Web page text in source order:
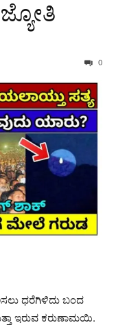
0
ಧರೆಗಿಳಿದು ಬಂದ
ಇರುವ ಕರುಣಾಮಯಿ.